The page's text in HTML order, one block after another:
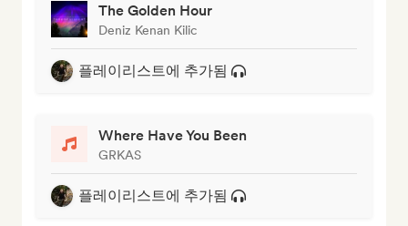
The Golden Hour
Deniz Kenan Kilic
플레이리스트에 추가됨
Where Have You Been
GRKAS
플레이리스트에 추가됨